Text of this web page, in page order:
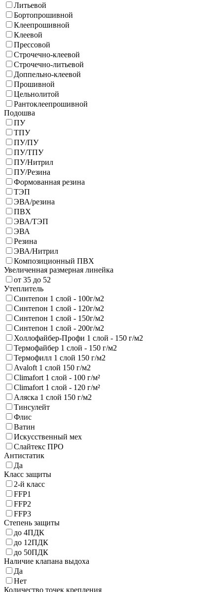
Литьевой
Бортопрошивной
Клеепрошивной
Клеевой
Прессовой
Строчечно-клеевой
Строчечно-литьевой
Доппельно-клеевой
Прошивной
Цельнолитой
Рантоклеепрошивной
Подошва
ПУ
ТПУ
ПУ/ПУ
ПУ/ТПУ
ПУ/Нитрил
ПУ/Резина
Формованная резина
ТЭП
ЭВА/резина
ПВХ
ЭВА/ТЭП
ЭВА
Резина
ЭВА/Нитрил
Композиционный ПВХ
Увеличенная размерная линейка
от 35 до 52
Утеплитель
Синтепон 1 слой - 100г/м2
Синтепон 1 слой - 120г/м2
Синтепон 1 слой - 150г/м2
Синтепон 1 слой - 200г/м2
Холлофайбер-Профи 1 слой - 150 г/м2
Термофайбер 1 слой - 150 г/м2
Термофилл 1 слой 150 г/м2
Avaloft 1 слой 150 г/м2
Climafort 1 слой - 100 г/м²
Climafort 1 слой - 120 г/м²
Аляска 1 слой 150 г/м2
Тинсулейт
Флис
Ватин
Искусственный мех
Слайтекс ПРО
Антистатик
Да
Класс защиты
2-й класс
FFP1
FFP2
FFP3
Степень защиты
до 4ПДК
до 12ПДК
до 50ПДК
Наличие клапана выдоха
Да
Нет
Количество точек крепления